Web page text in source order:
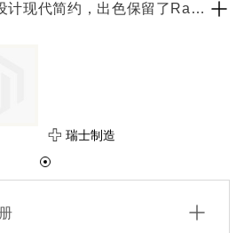
计现代简约，出色保留了Rado
色，风格卓著，并搭载装饰
瑞士制造